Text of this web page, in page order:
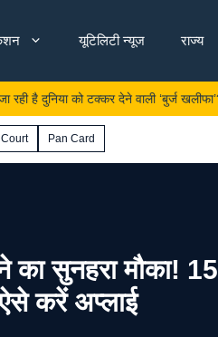
यूटिलिटी न्यूज राज्य
को टक्कर देने वाली ‘बुर्ज खलीफा’? जानें
Pan Card
सुनहरा मौका! 15
करें अप्लाई